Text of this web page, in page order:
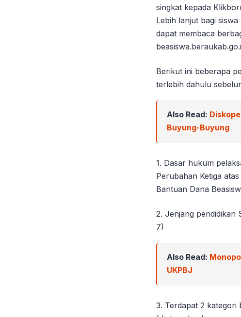
singkat kepada
Lebih lanjut bagi
dapat membaca
Berikut ini beberapa
terlebih dahulu
Also Read:
Buyung-Buyung
1. Dasar hukum
Perubahan Ketiga
Bantuan Dana
2. Jenjang pendidikan
7)
Also Read:
UKPBJ
3. Terdapat 2 kategori